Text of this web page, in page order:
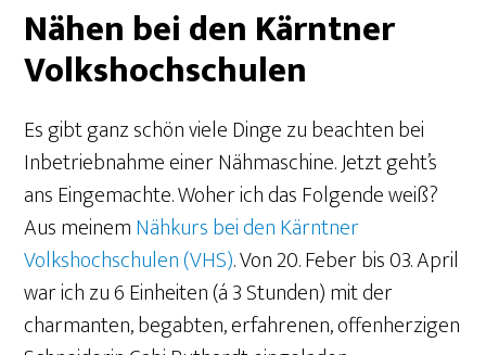
Nähen bei den Kärntner
Volkshochschulen
Es gibt ganz schön viele Dinge zu beachten bei
Inbetriebnahme einer Nähmaschine. Jetzt geht’s
ans Eingemachte. Woher ich das Folgende weiß?
Aus meinemNähkurs bei den Kärntner
Volkshochschulen (VHS).Von 20. Feber bis 03. April
war ich zu 6 Einheiten (á 3 Stunden) mit der
charmanten, begabten, erfahrenen, offenherzigen